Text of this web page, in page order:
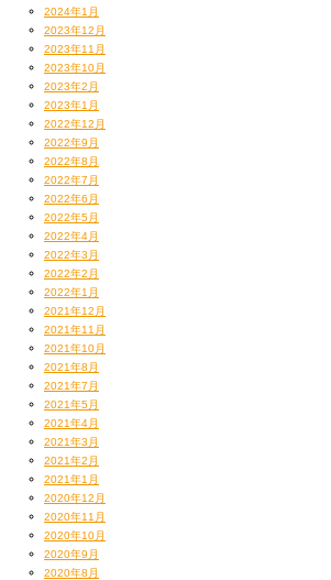
2024年1月
2023年12月
2023年11月
2023年10月
2023年2月
2023年1月
2022年12月
2022年9月
2022年8月
2022年7月
2022年6月
2022年5月
2022年4月
2022年3月
2022年2月
2022年1月
2021年12月
2021年11月
2021年10月
2021年8月
2021年7月
2021年5月
2021年4月
2021年3月
2021年2月
2021年1月
2020年12月
2020年11月
2020年10月
2020年9月
2020年8月